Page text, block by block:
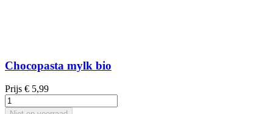
Chocopasta mylk bio
Prijs € 5,99